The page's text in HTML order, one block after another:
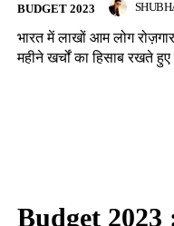
BUDGET 2023
भारत में लाखों आम लोग
महीने खर्चों का हिसाब रखते
Budget 2023